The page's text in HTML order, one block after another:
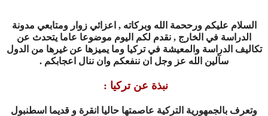
السلام عليكم ورححمة الله وبركاته , اعزائي زوار ومتابعي مدونة
الدراسة في الخارج , نقدم لكم اليوم موضوعا عاما يتحدث عن
تكاليف الدراسة والمعيشة في تركيا وما يميزها عن غيرها من الدول
سآلين الله عز وجل ان ننفعكم وان ننال اعجابكم .
نبذة عن تركيا :
وتعرف بالجمهورية التركية عاصمتها حاليا انقرة و قديما اسطنبول